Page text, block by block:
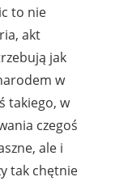
to nie
akt
jak
w
takiego, w
czegoś
ale i
tak chętnie